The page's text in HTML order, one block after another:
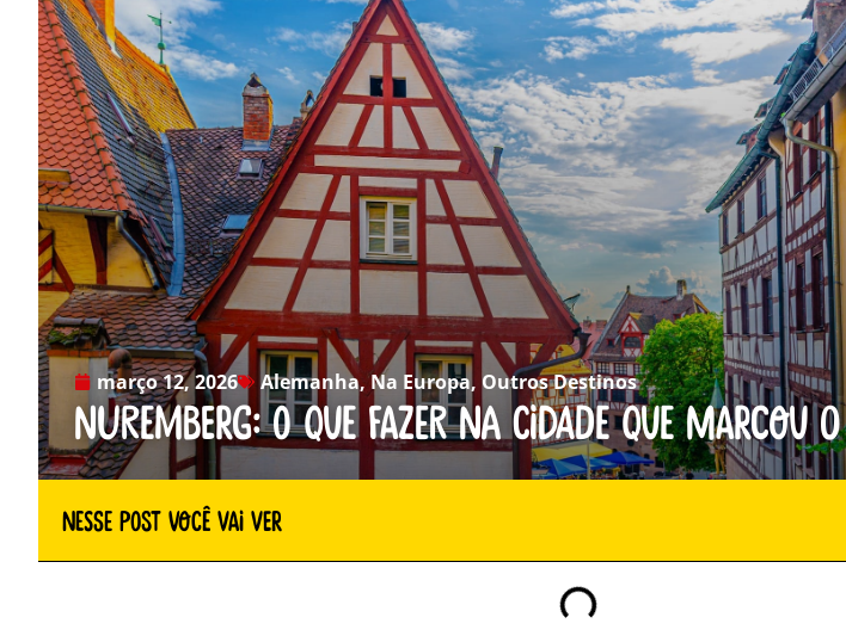
março 12, 2026 Alemanha,Na Europa, Outros Destinos
Nuremberg: o que fazer na cidade que marcou
Nesse Post você vai ver